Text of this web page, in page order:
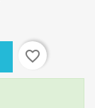
favorite_border